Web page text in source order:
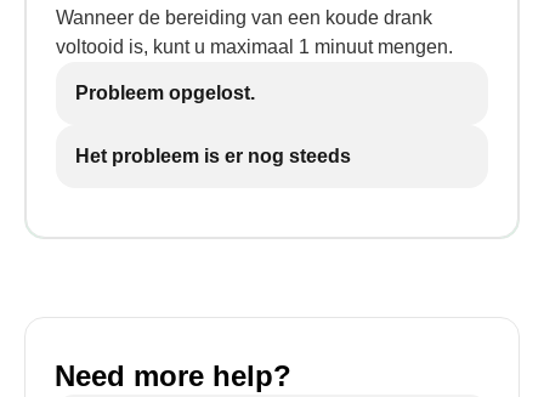
Wanneer de bereiding van een koude drank
voltooid is, kunt u maximaal 1 minuut mengen.
Probleem opgelost.
Het probleem is er nog steeds
Need more help?